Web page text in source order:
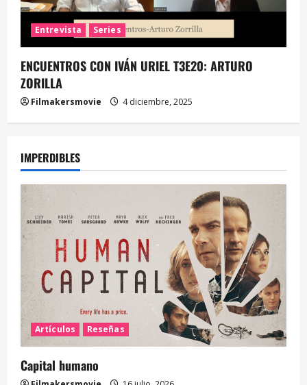
Entrevista Series
ENCUENTROS CON IVÁN URIEL T3E20: ARTURO
ZORILLA
Filmakersmovie 4 diciembre, 2025
IMPERDIBLES
Artículos Reseñas
Capital humano